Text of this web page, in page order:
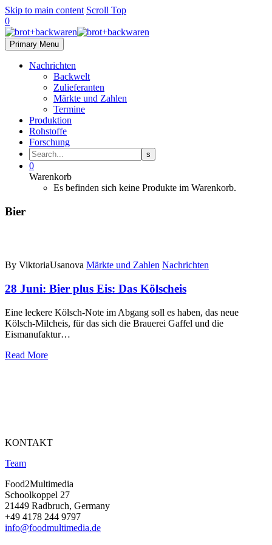
Skip to main content Scroll Top
0
Primary Menu
Nachrichten
Backwelt
Zulieferanten
Märkte und Zahlen
Termine
Produktion
Rohstoffe
Forschung
0
Warenkorb
Es befinden sich keine Produkte im Warenkorb.
Bier
By ViktoriaUsanova Märkte und Zahlen Nachrichten
28 Juni: Bier plus Eis: Das Kölscheis
Eine leckere Kölsch-Note im Abgang soll es haben, das neue
Kölsch-Milcheis, für das sich die Brauerei Gaffel und die
Eismanufaktur…
Read More
KONTAKT
Team
Food2Multimedia
Schoolkoppel 27
21449 Radbruch, Germany
+49 4178 244 9797
info@foodmultimedia.de